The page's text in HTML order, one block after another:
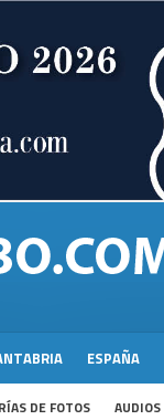
ESPAÑA
DE FOTOS AUDIOS